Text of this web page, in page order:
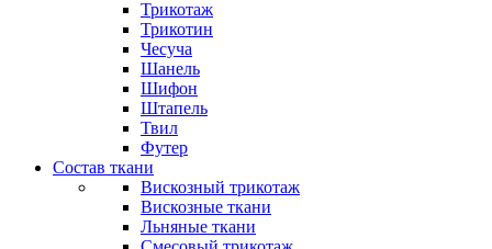
Трикотаж
Трикотин
Чесуча
Шанель
Шифон
Штапель
Твил
Футер
Состав ткани
Вискозный трикотаж
Вискозные ткани
Льняные ткани